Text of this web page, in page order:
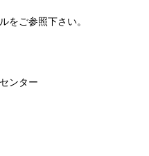
をご参照下さい。
ンター